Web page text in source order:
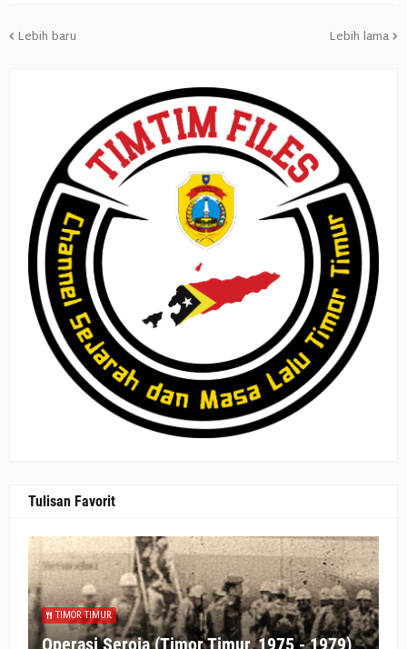
Lebih baru Lebih lama
Tulisan Favorit
TIMOR TIMUR
Operasi Seroja (Timor Timur, 1975 - 1979)